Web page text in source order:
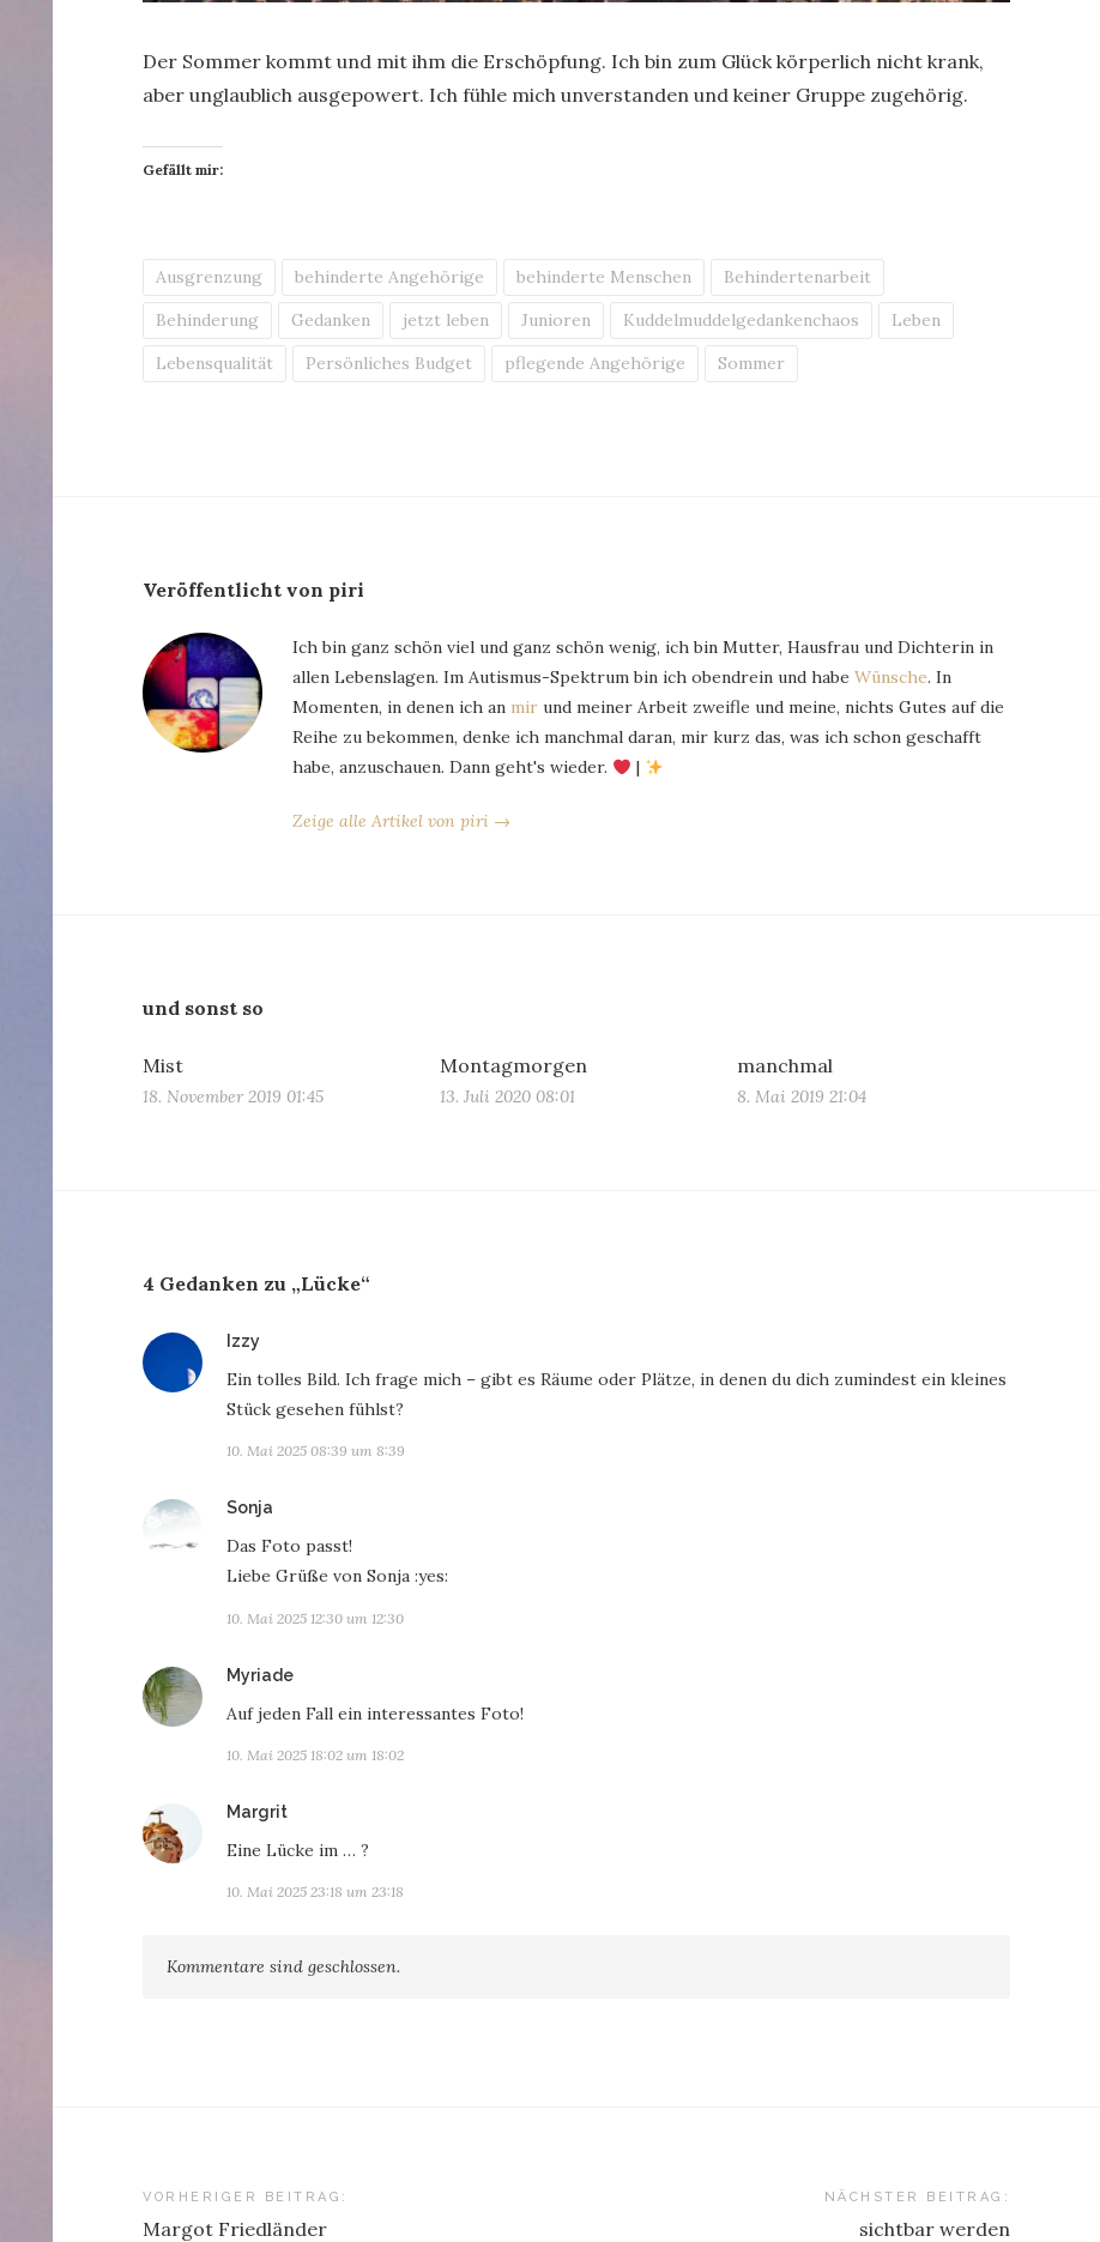
Der Sommer kommt und mit ihm die Erschöpfung. Ich bin zum Glück körperlich nicht krank,
aber unglaublich ausgepowert. Ich fühle mich unverstanden und keiner Gruppe zugehörig.
Gefällt mir:
Ausgrenzung behinderte Angehörige behinderte Menschen
Behindertenarbeit
Behinderung
Gedanken jetzt leben Junioren Kuddelmuddelgedankenchaos
Leben
Lebensqualität
Persönliches Budget pflegende Angehörige Sommer
Veröffentlicht von piri
Ich bin ganz schön viel und ganz schön wenig, ich bin Mutter, Hausfrau und Dichterin in
allen Lebenslagen. Im Autismus-Spektrum bin ich obendrein und habeWünsche. In
Momenten, in denen ich an mir und meiner Arbeit zweifle und meine, nichts Gutes auf die
Reihe zu bekommen, denke ich manchmal daran, mir kurz das, was ich schon geschafft
habe, anzuschauen. Dann geht's wieder.
|
Zeige alle Artikel von piri →
und sonst so
Mist
18. November 2019 01:45
Montagmorgen
13. Juli 2020 08:01
manchmal
8. Mai 2019 21:04
4 Gedanken zu „Lücke“
Izzy
Ein tolles Bild. Ich frage mich – gibt es Räume oder Plätze, in denen du dich zumindest ein kleines
Stück gesehen fühlst?
10. Mai 2025 08:39 um 8:39
Sonja
Das Foto passt!
Liebe Grüße von Sonja :yes:
10. Mai 2025 12:30 um 12:30
Myriadesagt:
Auf jeden Fall ein interessantes Foto!
10. Mai 2025 18:02 um 18:02
Margritsagt:
Eine Lücke im … ?
10. Mai 2025 23:18 um 23:18
Kommentare sind geschlossen.
Beitragsnavigation
VORHERIGER BEITRAG:
Margot Friedländer
NÄCHSTER BEITRAG:
sichtbar werden